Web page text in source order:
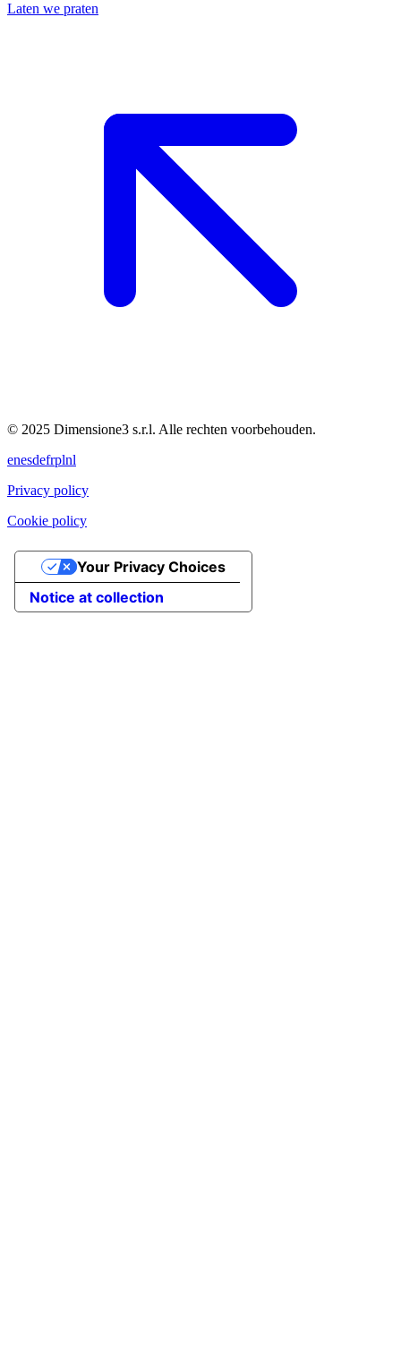
Laten we praten
© 2025 Dimensione3 s.r.l. Alle rechten voorbehouden.
enesdefrplnl
Privacy policy
Cookie policy
Notice at collection
Your Privacy Choices